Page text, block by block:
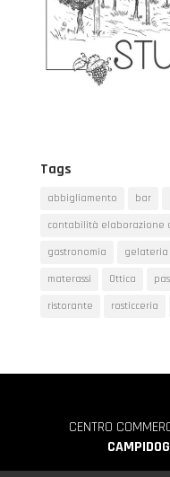
Tags
abbigliamento bar
contabilità elaborazione
gastronomia
gelateria
materassi
Ottica
ristorante
rosticceria
CENTRO